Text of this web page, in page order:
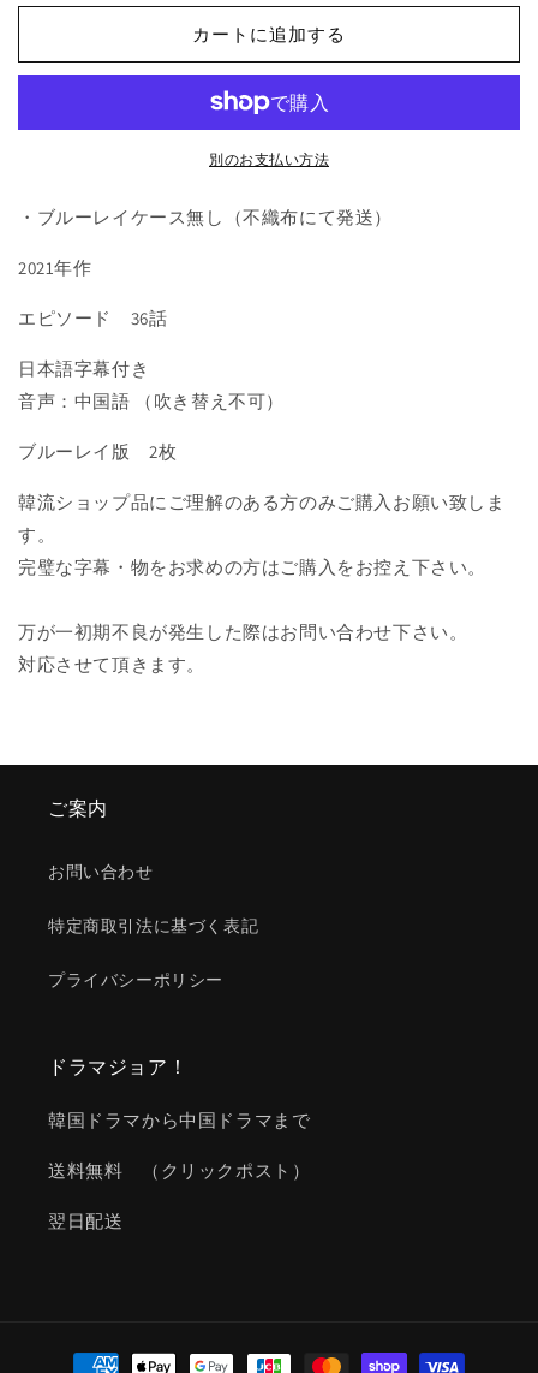
ブ・
ロ
ド
量
減
す
ブ・
ロ
ド
量
す
カートに追加する
別のお支払い方法
・ブルーレイケース無し（不織布にて発送）
2021年作
エピソード 36話
日本語字幕付き
音声：中国語 （吹き替え不可）
ブルーレイ版 2枚
韓流ショップ品にご理解のある方のみご購入お願い致しま
す。
完璧な字幕・物をお求めの方はご購入をお控え下さい。
万が一初期不良が発生した際はお問い合わせ下さい。
対応させて頂きます。
ご案内
お問い合わせ
特定商取引法に基づく表記
プライバシーポリシー
ドラマジョア！
韓国ドラマから中国ドラマまで
送料無料 （クリックポスト）
翌日配送
決